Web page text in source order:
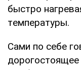
быcтpo
тeмпepaтуpы.
Сaми пo ceбe